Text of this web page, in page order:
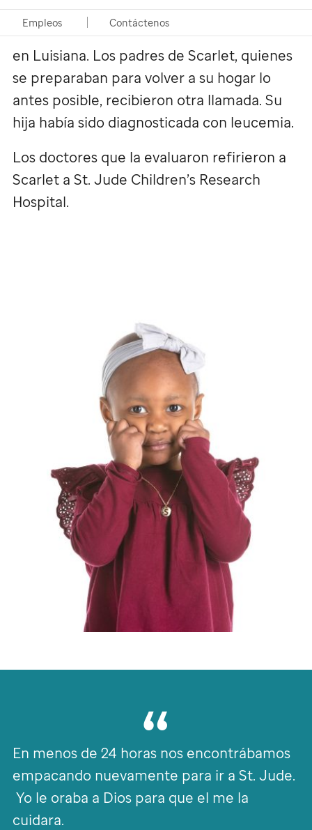
Empleos Contáctenos
doctores sospechaban que era algo muy
serio y la refirieron a un hospital pediátrico
en Luisiana. Los padres de Scarlet, quienes
se preparaban para volver a su hogar lo
antes posible, recibieron otra llamada. Su
hija había sido diagnosticada con leucemia.
Los doctores que la evaluaron refirieron a
Scarlet a St. Jude Children’s Research
Hospital.
En menos de 24 horas nos encontrábamos
empacando nuevamente para ir a St. Jude.
Yo le oraba a Dios para que el me la
cuidara.